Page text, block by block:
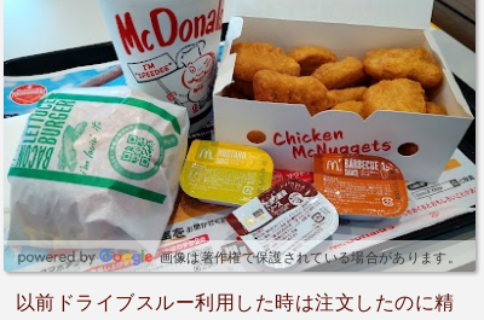
画像は著作権で保護されている場合があります。
以前ドライブスルー利用した時は注文したのに精